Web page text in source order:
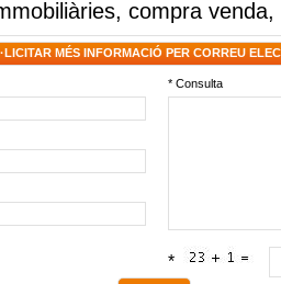
, compra venda,
MÉS INFORMACIÓ PER CORREU
* Consulta
*